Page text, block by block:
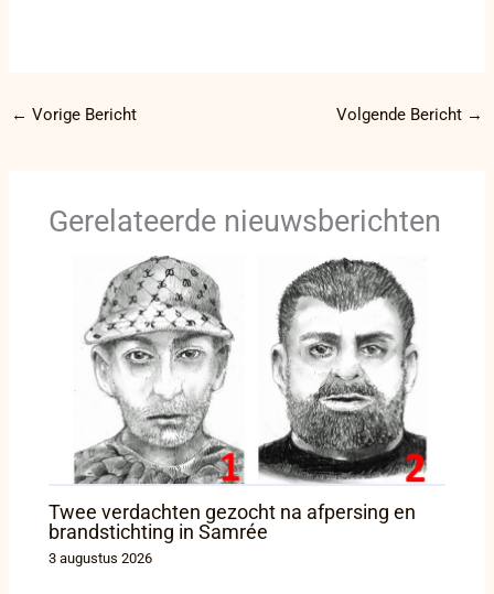
← Vorige Bericht Volgende Bericht →
Gerelateerde nieuwsberichten
Twee verdachten gezocht na afpersing en
brandstichting in Samrée
3 augustus 2026